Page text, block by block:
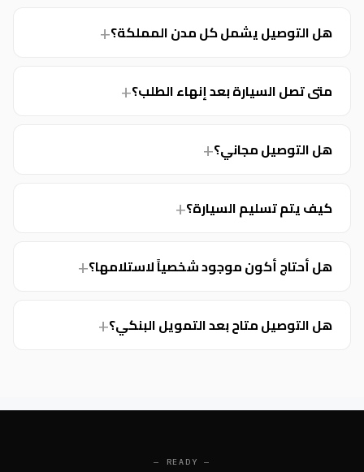
هل التوصيل يشمل كل مدن المملكة؟
متى تصل السيارة بعد إنهاء الطلب؟
هل التوصيل مجاني؟
كيف يتم تسليم السيارة؟
هل أحتاج أكون موجود شخصياً لاستلامها؟
هل التوصيل متاح بعد التمويل البنكي؟
— READY —